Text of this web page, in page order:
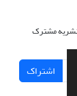
نشریه مشترک
اشتراک